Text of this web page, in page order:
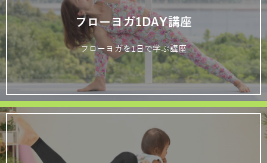
フローヨガ1DAY講座
フローヨガを1日で学ぶ講座